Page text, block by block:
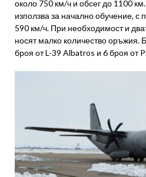
около 750 км/ч и обсег до 1100
използва за начално обучение, с
590 км/ч. При необходимост и
носят малко количество оръжия.
броя от L-39 Albatros и 6 броя от